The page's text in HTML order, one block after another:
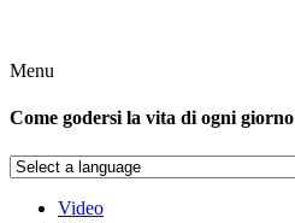
Menu
Come godersi la vita di ogni giorno
Video